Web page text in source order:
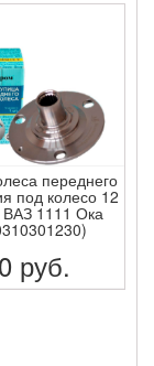
переднего
под колесо 12
1111 Ока
руб.